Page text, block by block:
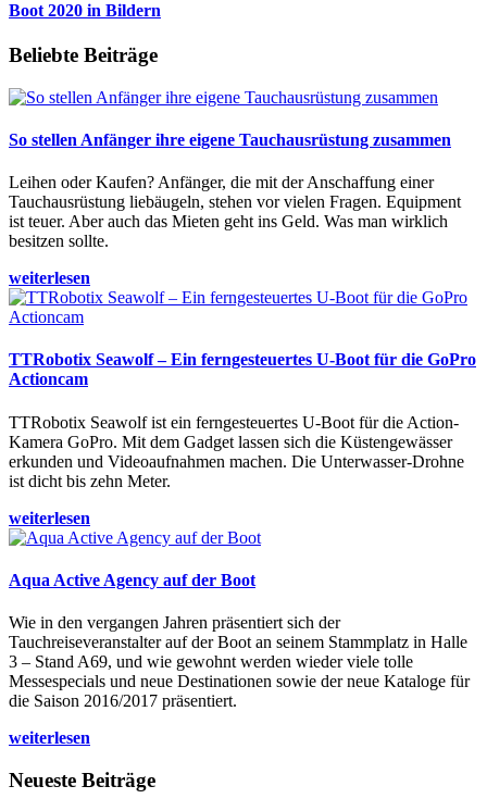
Boot 2020 in Bildern
Beliebte Beiträge
So stellen Anfänger ihre eigene Tauchausrüstung zusammen
Leihen oder Kaufen? Anfänger, die mit der Anschaffung einer
Tauchausrüstung liebäugeln, stehen vor vielen Fragen. Equipment
ist teuer. Aber auch das Mieten geht ins Geld. Was man wirklich
besitzen sollte.
weiterlesen
TTRobotix Seawolf – Ein ferngesteuertes U-Boot für die GoPro
Actioncam
TTRobotix Seawolf ist ein ferngesteuertes U-Boot für die Action-
Kamera GoPro. Mit dem Gadget lassen sich die Küstengewässer
erkunden und Videoaufnahmen machen. Die Unterwasser-Drohne
ist dicht bis zehn Meter.
weiterlesen
Aqua Active Agency auf der Boot
Wie in den vergangen Jahren präsentiert sich der
Tauchreiseveranstalter auf der Boot an seinem Stammplatz in Halle
3 – Stand A69, und wie gewohnt werden wieder viele tolle
Messespecials und neue Destinationen sowie der neue Kataloge für
die Saison 2016/2017 präsentiert.
weiterlesen
Neueste Beiträge